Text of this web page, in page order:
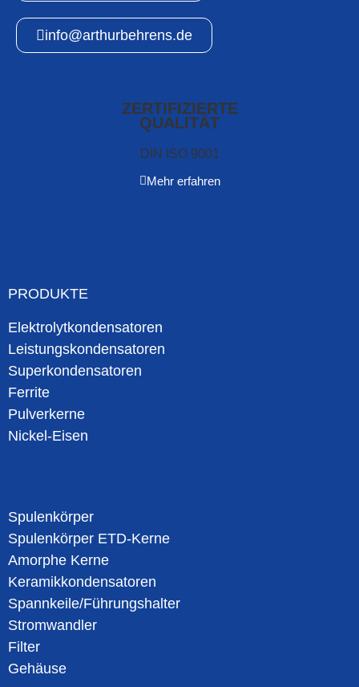
info@arthurbehrens.de
ZERTIFIZIERTE
QUALITÄT
DIN ISO 9001
Mehr erfahren
PRODUKTE
Elektrolytkondensatoren
Leistungskondensatoren
Superkondensatoren
Ferrite
Pulverkerne
Nickel-Eisen
Spulenkörper
Spulenkörper ETD-Kerne
Amorphe Kerne
Keramikkondensatoren
Spannkeile/Führungshalter
Stromwandler
Filter
Gehäuse